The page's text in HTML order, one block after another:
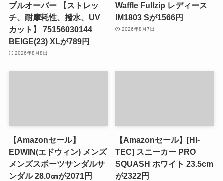
プルオーバー 【ストレッ
チ、耐摩耗性、撥水、UV
カット】 75156030144
BEIGE(23) XLが789円
2026年8月8日
Waffle Fullzip レディース
IM1803 Sが1566円
2026年8月7日
【Amazonセール】
EDWIN(エドウィン) メンズ
メンズスポーツサンダルサ
ンダル 28.0㎝が2071円
【Amazonセール】[HI-
TEC] スニーカー PRO
SQUASH ホワイト 23.5cm
が2322円